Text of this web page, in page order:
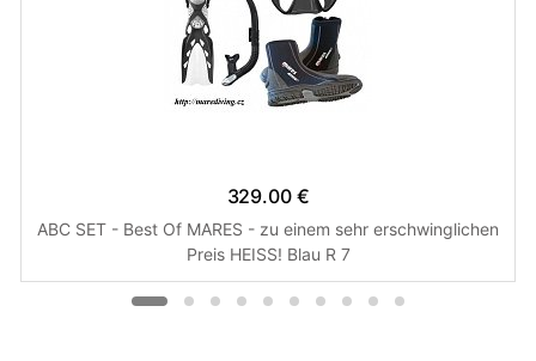
329.00 €
ABC SET - Best Of MARES - zu einem sehr erschwinglichen
Preis HEISS! Blau R 7